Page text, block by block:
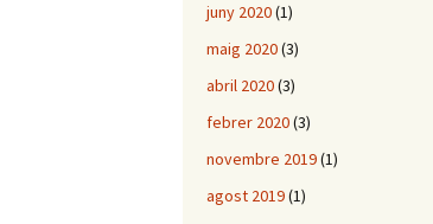
juny 2020(1)
maig 2020(3)
abril 2020(3)
febrer 2020(3)
novembre 2019(1)
agost 2019(1)